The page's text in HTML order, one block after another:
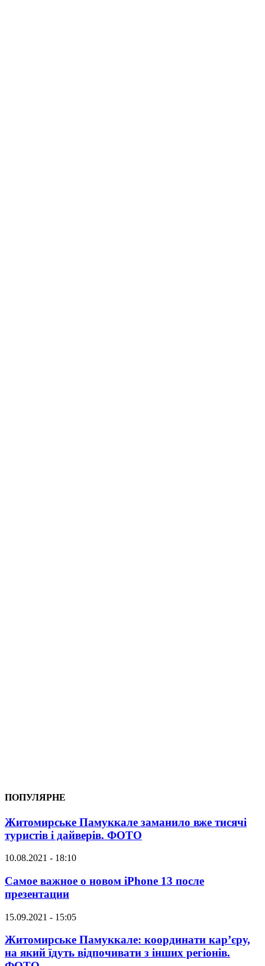
ПОПУЛЯРНЕ
Житомирське Памуккале заманило вже тисячі
туристів і дайверів. ФОТО
10.08.2021 - 18:10
Самое важное о новом iPhone 13 после
презентации
15.09.2021 - 15:05
Житомирське Памуккале: координати кар’єру,
на який їдуть відпочивати з інших регіонів.